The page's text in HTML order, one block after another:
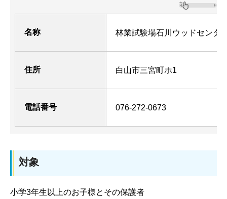
名称 林業試験場石川ウッドセンタ
住所 白山市三宮町ホ1
電話番号 076-272-0673
対象
小学3年生以上のお子様とその保護者